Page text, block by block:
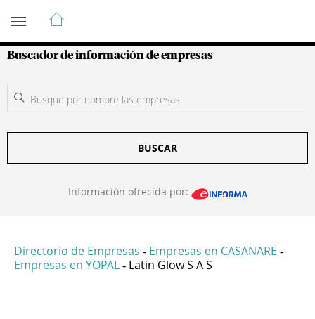
Guía de Empresas Colombianas
Buscador de información de empresas
BUSCAR
Información ofrecida por:
Directorio de Empresas - Empresas en CASANARE -
Empresas en YOPAL - Latin Glow S A S